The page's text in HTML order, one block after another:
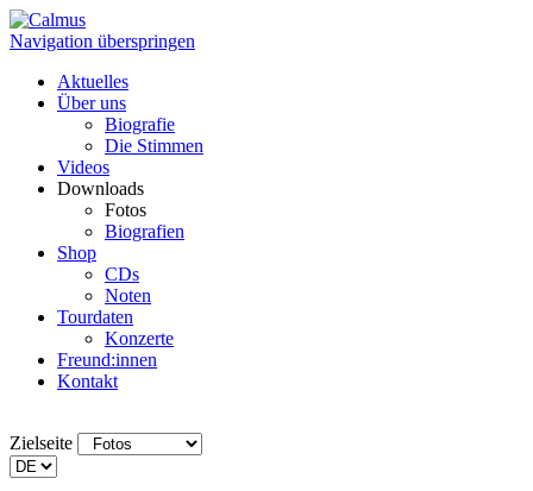
Navigation überspringen
Aktuelles
Über uns
Biografie
Die Stimmen
Videos
Downloads
Fotos
Biografien
Shop
CDs
Noten
Tourdaten
Konzerte
Freund:innen
Kontakt
Zielseite